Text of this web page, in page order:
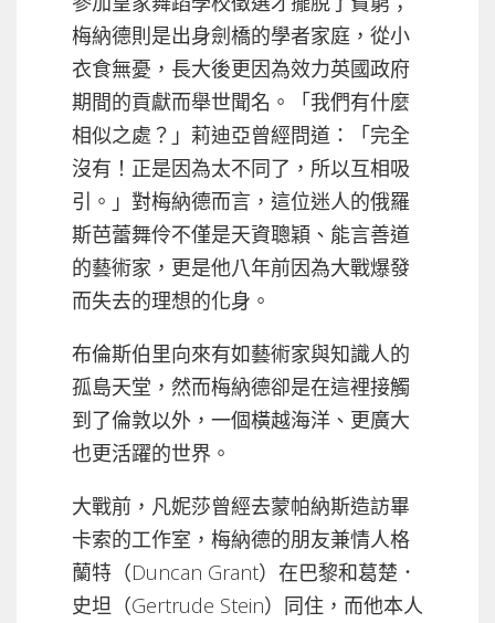
梅納德則是出身劍橋的學者家庭，從小
衣食無憂，長大後更因為效力英國政府
期間的貢獻而舉世聞名。「我們有什麼
相似之處？」莉迪亞曾經問道：「完全
沒有！正是因為太不同了，所以互相吸
引。」對梅納德而言，這位迷人的俄羅
斯芭蕾舞伶不僅是天資聰穎、能言善道
的藝術家，更是他八年前因為大戰爆發
而失去的理想的化身。
布倫斯伯里向來有如藝術家與知識人的
孤島天堂，然而梅納德卻是在這裡接觸
到了倫敦以外，一個橫越海洋、更廣大
也更活躍的世界。
大戰前，凡妮莎曾經去蒙帕納斯造訪畢
卡索的工作室，梅納德的朋友兼情人格
蘭特（Duncan Grant）在巴黎和葛楚．
史坦（Gertrude Stein）同住，而他本人